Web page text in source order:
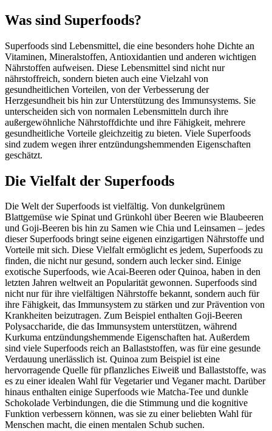
Was sind Superfoods?
Superfoods sind Lebensmittel, die eine besonders hohe Dichte an
Vitaminen, Mineralstoffen, Antioxidantien und anderen wichtigen
Nährstoffen aufweisen. Diese Lebensmittel sind nicht nur
nährstoffreich, sondern bieten auch eine Vielzahl von
gesundheitlichen Vorteilen, von der Verbesserung der
Herzgesundheit bis hin zur Unterstützung des Immunsystems. Sie
unterscheiden sich von normalen Lebensmitteln durch ihre
außergewöhnliche Nährstoffdichte und ihre Fähigkeit, mehrere
gesundheitliche Vorteile gleichzeitig zu bieten. Viele Superfoods
sind zudem wegen ihrer entzündungshemmenden Eigenschaften
geschätzt.
Die Vielfalt der Superfoods
Die Welt der Superfoods ist vielfältig. Von dunkelgrünem
Blattgemüse wie Spinat und Grünkohl über Beeren wie Blaubeeren
und Goji-Beeren bis hin zu Samen wie Chia und Leinsamen – jedes
dieser Superfoods bringt seine eigenen einzigartigen Nährstoffe und
Vorteile mit sich. Diese Vielfalt ermöglicht es jedem, Superfoods zu
finden, die nicht nur gesund, sondern auch lecker sind. Einige
exotische Superfoods, wie Acai-Beeren oder Quinoa, haben in den
letzten Jahren weltweit an Popularität gewonnen. Superfoods sind
nicht nur für ihre vielfältigen Nährstoffe bekannt, sondern auch für
ihre Fähigkeit, das Immunsystem zu stärken und zur Prävention von
Krankheiten beizutragen. Zum Beispiel enthalten Goji-Beeren
Polysaccharide, die das Immunsystem unterstützen, während
Kurkuma entzündungshemmende Eigenschaften hat. Außerdem
sind viele Superfoods reich an Ballaststoffen, was für eine gesunde
Verdauung unerlässlich ist. Quinoa zum Beispiel ist eine
hervorragende Quelle für pflanzliches Eiweiß und Ballaststoffe, was
es zu einer idealen Wahl für Vegetarier und Veganer macht. Darüber
hinaus enthalten einige Superfoods wie Matcha-Tee und dunkle
Schokolade Verbindungen, die die Stimmung und die kognitive
Funktion verbessern können, was sie zu einer beliebten Wahl für
Menschen macht, die einen mentalen Schub suchen.